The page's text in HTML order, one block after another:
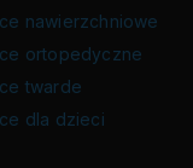
nawierzchniowe
ortopedyczne
twarde
dla dzieci